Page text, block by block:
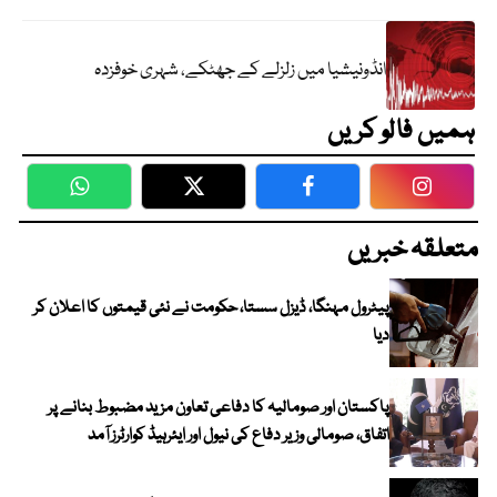
انڈونیشیا میں زلزلے کے جھٹکے، شہری خوفزدہ
ہمیں فالو کریں
WhatsApp Twitter Facebook
متعلقہ خبریں
پیٹرول مہنگا، ڈیزل سستا، حکومت نے نئی قیمتوں کا اعلان کر
دیا
پاکستان اور صومالیہ کا دفاعی تعاون مزید مضبوط بنانے پر
اتفاق، صومالی وزیر دفاع کی نیول اور ایئرہیڈ کوارٹرز آمد